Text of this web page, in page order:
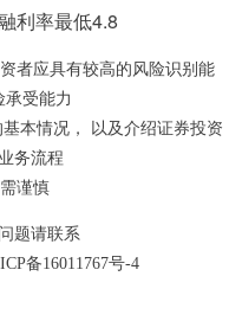
利率最低4.8
者应具有较高的风险识别能
承受能力
本情况， 以及介绍证券投资
务流程
谨慎
题请联系
备16011767号-4